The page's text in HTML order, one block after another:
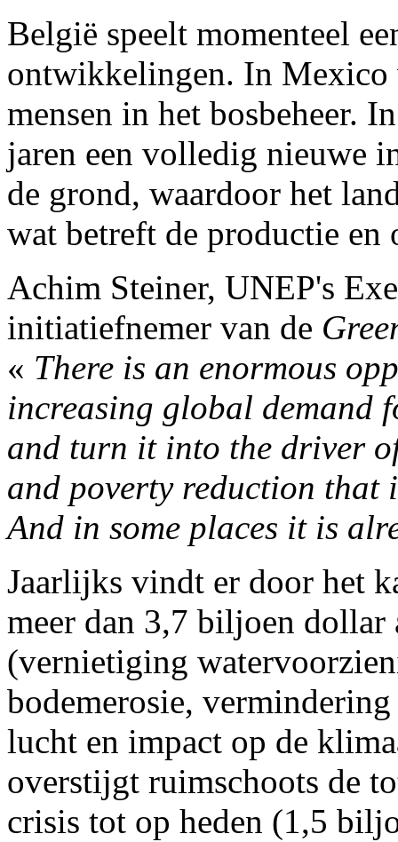
België speelt momenteel
ontwikkelingen. In Mexico
mensen in het bosbeheer.
jaren een volledig nieuwe
de grond, waardoor het
wat betreft de productie
Achim Steiner, UNEP's
initiatiefnemer van de
« There is an enormous
increasing global demand
and turn it into the driver
and poverty reduction that
And in some places it is
Jaarlijks vindt er door het
meer dan 3,7 biljoen dollar
(vernietiging
bodemerosie,
lucht en impact op de
overstijgt ruimschoots de
crisis tot op heden (1,5